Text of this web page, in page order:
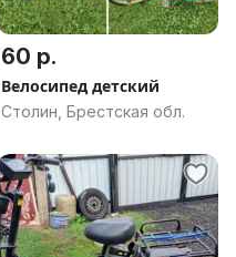
60 р.
Велосипед детский
Столин, Брестская обл.